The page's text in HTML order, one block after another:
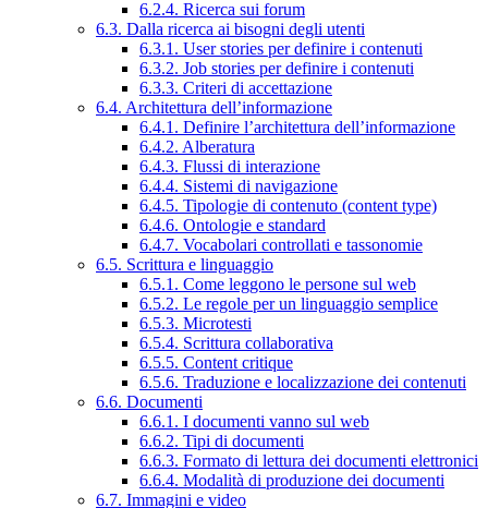
6.2.4. Ricerca sui forum
6.3. Dalla ricerca ai bisogni degli utenti
6.3.1. User stories per definire i contenuti
6.3.2. Job stories per definire i contenuti
6.3.3. Criteri di accettazione
6.4. Architettura dell’informazione
6.4.1. Definire l’architettura dell’informazione
6.4.2. Alberatura
6.4.3. Flussi di interazione
6.4.4. Sistemi di navigazione
6.4.5. Tipologie di contenuto (content type)
6.4.6. Ontologie e standard
6.4.7. Vocabolari controllati e tassonomie
6.5. Scrittura e linguaggio
6.5.1. Come leggono le persone sul web
6.5.2. Le regole per un linguaggio semplice
6.5.3. Microtesti
6.5.4. Scrittura collaborativa
6.5.5. Content critique
6.5.6. Traduzione e localizzazione dei contenuti
6.6. Documenti
6.6.1. I documenti vanno sul web
6.6.2. Tipi di documenti
6.6.3. Formato di lettura dei documenti elettronici
6.6.4. Modalità di produzione dei documenti
6.7. Immagini e video